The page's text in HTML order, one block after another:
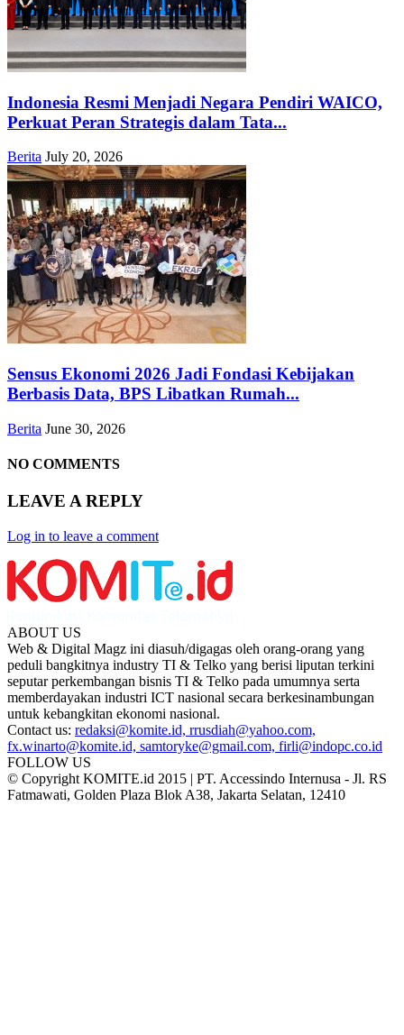
Indonesia Resmi Menjadi Negara Pendiri WAICO,
Perkuat Peran Strategis dalam Tata...
Berita July 20, 2026
Sensus Ekonomi 2026 Jadi Fondasi Kebijakan
Berbasis Data, BPS Libatkan Rumah...
Berita June 30, 2026
NO COMMENTS
LEAVE A REPLY
Log in to leave a comment
ABOUT US
Web & Digital Magz ini diasuh/digagas oleh orang-orang yang
peduli bangkitnya industry TI & Telko yang berisi liputan terkini
seputar perkembangan bisnis TI & Telko pada umumnya serta
memberdayakan industri ICT nasional secara berkesinambungan
untuk kebangkitan ekonomi nasional.
Contact us: redaksi@komite.id, rrusdiah@yahoo.com,
fx.winarto@komite.id, samtoryke@gmail.com, firli@indopc.co.id
FOLLOW US
© Copyright KOMITE.id 2015 | PT. Accessindo Internusa - Jl. RS
Fatmawati, Golden Plaza Blok A38, Jakarta Selatan, 12410